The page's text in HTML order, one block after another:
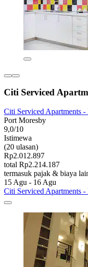
Citi Serviced
Citi Serviced Apartments -
Port Moresby
9,0/10
Istimewa
(20 ulasan)
Rp2.012.897
total Rp2.214.187
termasuk pajak & biaya
15 Agu - 16 Agu
Citi Serviced Apartments -